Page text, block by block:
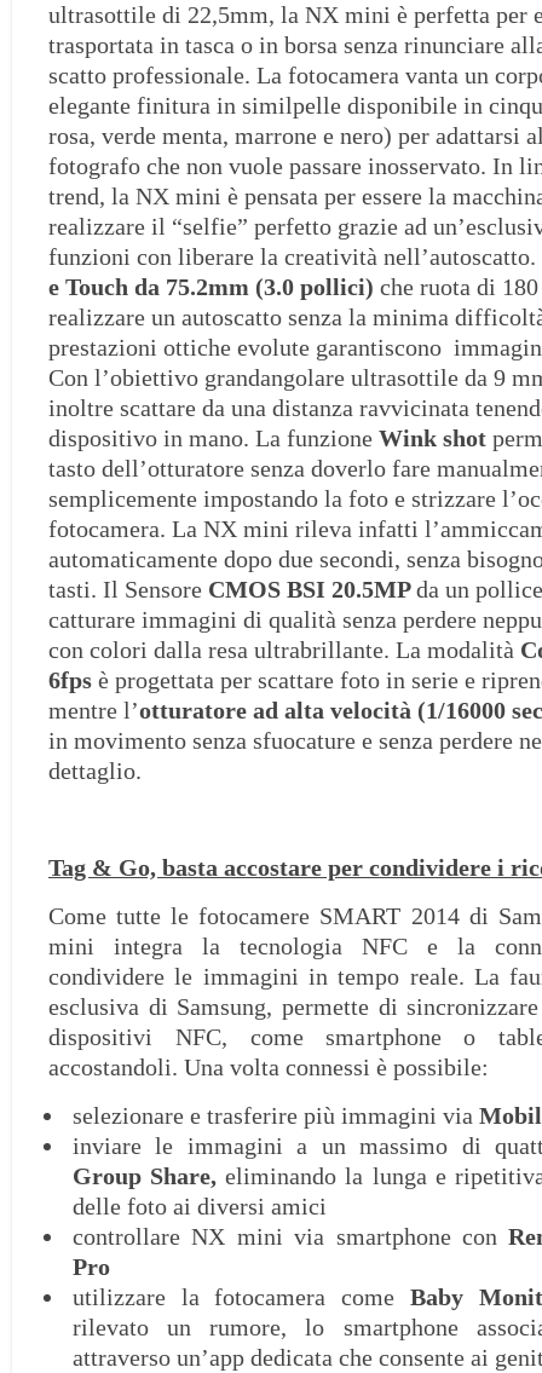
ultrasottile di 22,5mm, la NX mini è perfetta per
trasportata in tasca o in borsa senza rinunciare
scatto professionale. La fotocamera vanta un
elegante finitura in similpelle disponibile in
rosa, verde menta, marrone e nero) per adattarsi
fotografo che non vuole passare inosservato. In
trend, la NX mini è pensata per essere la
realizzare il “selfie” perfetto grazie ad
funzioni con liberare la creatività
e Touch da 75.2mm (3.0 pollici) che ruota di
realizzare un autoscatto senza la minima
prestazioni ottiche evolute garantiscono
Con l’obiettivo grandangolare ultrasottile da 9
inoltre scattare da una distanza ravvicinata
dispositivo in mano. La funzione Wink shot
tasto dell’otturatore senza doverlo fare
semplicemente impostando la foto e strizzare
fotocamera. La NX mini rileva infatti
automaticamente dopo due secondi, senza
tasti. Il Sensore CMOS BSI 20.5MPda un
catturare immagini di qualità senza perdere
con colori dalla resa ultrabrillante. La modalità
6fps è progettata per scattare foto in serie e
mentre l’otturatore ad alta velocità (1/16000
in movimento senza sfuocature e senza perdere
dettaglio.
Tag & Go, basta accostare per condividere i
Come tutte le fotocamere SMART 2014 di
mini integra la tecnologia NFC e la
condividere le immagini in tempo reale. La
esclusiva di Samsung, permette di
dispositivi NFC, come smartphone o
accostandoli. Una volta connessi è possibile:
selezionare e trasferire più immagini via
inviare le immagini a un massimo di
Group Share,eliminando la lunga e
delle foto ai diversi amici
controllare NX mini via smartphone con
Pro
utilizzare la fotocamera come Baby
rilevato un rumore, lo smartphone
attraverso un’app dedicata che consente ai